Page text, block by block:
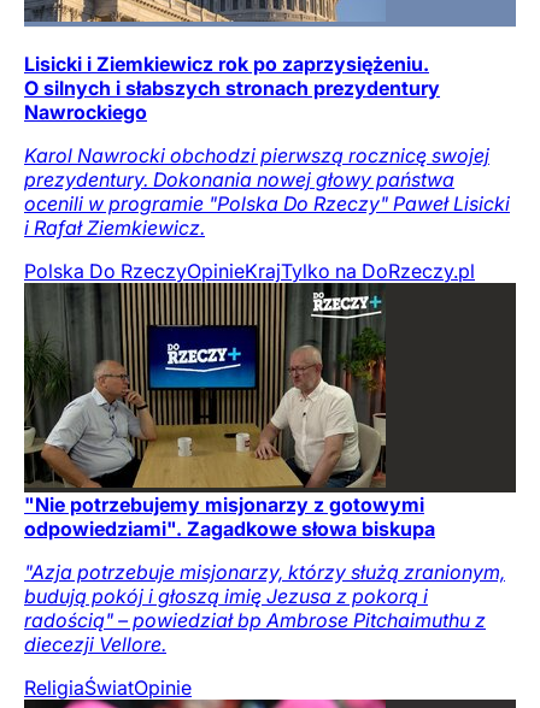
Lisicki i Ziemkiewicz rok po zaprzysiężeniu.
O silnych i słabszych stronach prezydentury
Nawrockiego
Karol Nawrocki obchodzi pierwszą rocznicę swojej
prezydentury. Dokonania nowej głowy państwa
ocenili w programie "Polska Do Rzeczy" Paweł Lisicki
i Rafał Ziemkiewicz.
Polska Do RzeczyOpinieKrajTylko na DoRzeczy.pl
"Nie potrzebujemy misjonarzy z gotowymi
odpowiedziami". Zagadkowe słowa biskupa
"Azja potrzebuje misjonarzy, którzy służą zranionym,
budują pokój i głoszą imię Jezusa z pokorą i
radością" – powiedział bp Ambrose Pitchaimuthu z
diecezji Vellore.
ReligiaŚwiatOpinie